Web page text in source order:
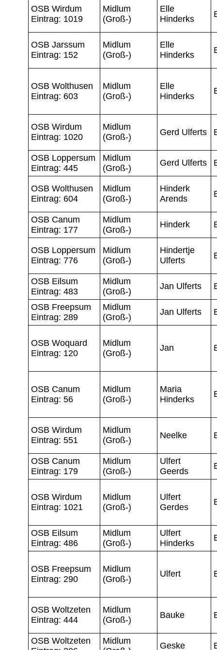
OSB Wirdum
Eintrag: 1019
Midlum
(Groß-)
Elle
Hinderks
OSB Jarssum
Eintrag: 152
Midlum
(Groß-)
Elle
Hinderks
OSB Wolthusen
Eintrag: 603
Midlum
(Groß-)
Elle
Hinderks
OSB Wirdum
Eintrag: 1020
Midlum
(Groß-)
Gerd Ulferts
OSB Loppersum
Eintrag: 445
Midlum
(Groß-)
Gerd Ulferts
OSB Wolthusen
Eintrag: 604
Midlum
(Groß-)
Hinderk
Arends
OSB Canum
Eintrag: 177
Midlum
(Groß-)
Hinderk
OSB Loppersum
Eintrag: 776
Midlum
(Groß-)
Hindertje
Ulferts
OSB Eilsum
Eintrag: 483
Midlum
(Groß-)
Jan Ulferts
OSB Freepsum
Eintrag: 289
Midlum
(Groß-)
Jan Ulferts
OSB Woquard
Eintrag: 120
Midlum
(Groß-)
Jan
OSB Canum
Eintrag: 56
Midlum
(Groß-)
Maria
Hinderks
OSB Wirdum
Eintrag: 551
Midlum
(Groß-)
Neelke
OSB Canum
Eintrag: 179
Midlum
(Groß-)
Ulfert
Geerds
OSB Wirdum
Eintrag: 1021
Midlum
(Groß-)
Ulfert
Gerdes
OSB Eilsum
Eintrag: 486
Midlum
(Groß-)
Ulfert
Hinderks
OSB Freepsum
Eintrag: 290
Midlum
(Groß-)
Ulfert
OSB Woltzeten
Eintrag: 444
Midlum
(Groß-)
Bauke
OSB Woltzeten
Midlum
Geske